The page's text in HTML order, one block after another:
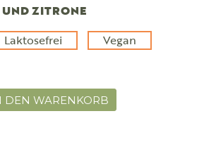
ZITRONE
Laktosefrei Vegan
DEN WARENKORB